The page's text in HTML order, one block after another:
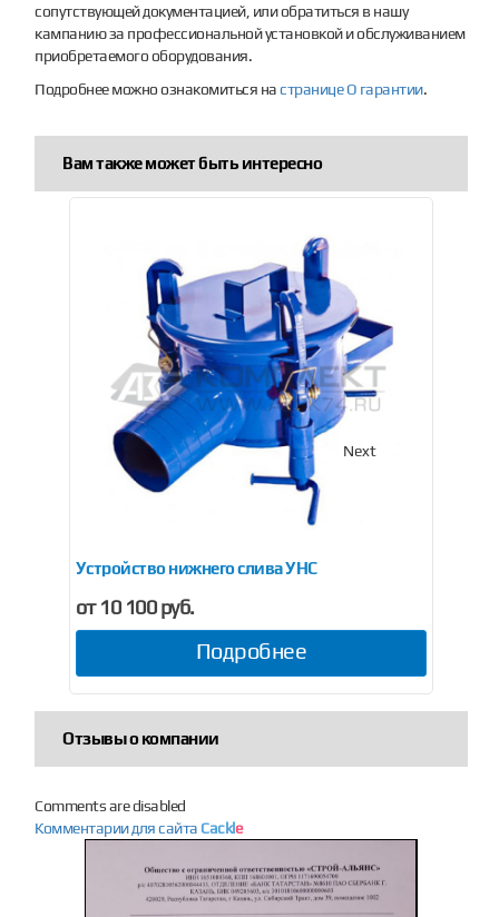
сопутствующей документацией, или обратиться в нашу
кампанию за профессиональной установкой и обслуживанием
приобретаемого оборудования.
Подробнее можно ознакомиться настранице О гарантии.
Вам также может быть интересно
Previous
Устройство нижнего слива УНС
от 10 100 руб.
Подробнее
Next
Отзывы о компании
Comments are disabled
Комментарии для сайта Cackle